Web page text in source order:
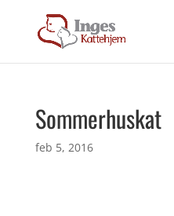
Sommerhuskat
feb 5, 2016